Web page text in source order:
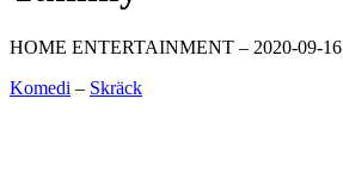
HOME ENTERTAINMENT – 2020-09-16
Komedi – Skräck